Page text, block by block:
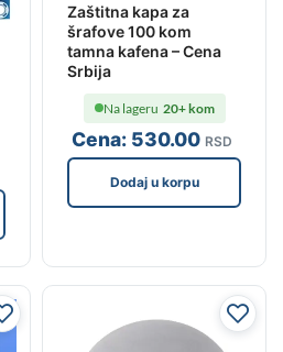
Zaštitna kapa za
šrafove 100 kom
tamna kafena – Cena
Srbija
Cena: 530.00 RSD
Na lageru 20+ kom
Dodaj u korpu